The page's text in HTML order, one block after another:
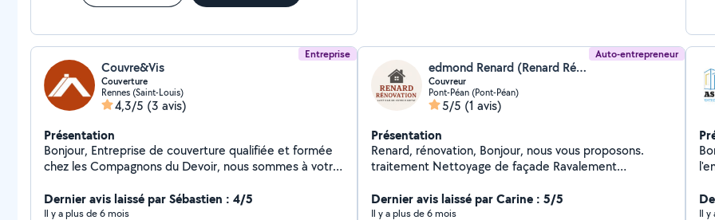
Entreprise
Couvre&Vis
Couverture
Rennes (Saint-Louis)
4,3/5 (3 avis)
Présentation
Bonjour, Entreprise de couverture qualifiée et formée
chez les Compagnons du Devoir, nous sommes à votre
Velux, entretien et traitement de toiture, installation de
gouttières, désamiantage, ainsi que la réalisation de
Dernier avis laissé par Sébastien : 4/5
Il y a plus de 6 mois
Auto-entrepreneur
edmond Renard (Renard Rénovation)
Couvreur
Pont-Péan (Pont-Péan)
5/5 (1 avis)
Présentation
Renard, rénovation, Bonjour, nous vous proposons.
traitement Nettoyage de façade Ravalement
muret, je suis très minutieux pour mon travail. je suis
qualifié depuis quelques années. Dans le bâtiment
Dernier avis laissé par Carine : 5/5
Il y a plus de 6 mois
Il y